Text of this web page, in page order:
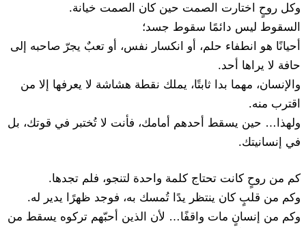
وكل روحٍ اختارت الصمت حين كان الصمت خيانة.
السقوط ليس دائمًا سقوط جسد؛
أحيانًا هو انطفاء حلم، أو انكسار نفس، أو تعبٌ يجرّ صاحبه إلى
حافة لا يراها أحد.
والإنسان، مهما بدا ثابتًا، يملك نقطة هشاشة لا يعرفها إلا من
اقترب منه.
ولهذا… حين يسقط أحدهم أمامك، فأنت لا تُختبر في قوتك، بل
في إنسانيتك.
كم من روحٍ كانت تحتاج كلمة واحدة لتنجو، فلم تجدها.
وكم من قلبٍ كان ينتظر يدًا تُمسك به، فوجد ظهرًا يدير له.
وكم من إنسانٍ مات واقفًا… لأن الذين أحبّهم تركوه يسقط من